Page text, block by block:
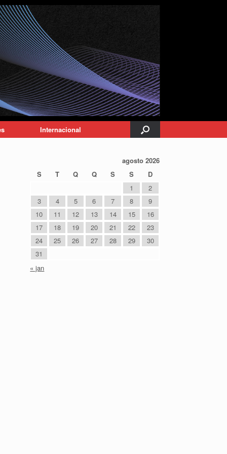
Internacional
agosto 2026
S
T Q Q S S
D
1
2
3
4 5 6 7 8
9
10
11 12 13 14 15
16
17
18 19 20 21 22
23
24
25 26 27 28 29
30
31
« jan